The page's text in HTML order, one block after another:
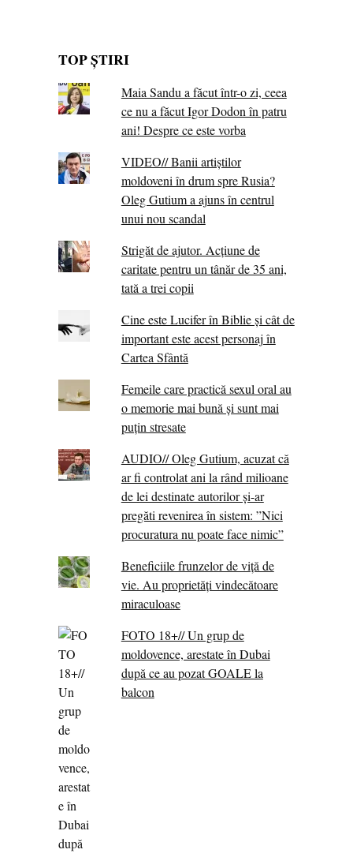
TOP ȘTIRI
Maia Sandu a făcut într-o zi, ceea
ce nu a făcut Igor Dodon în patru
ani! Despre ce este vorba
VIDEO// Banii artiștilor
moldoveni în drum spre Rusia?
Oleg Gutium a ajuns în centrul
unui nou scandal
Strigăt de ajutor. Acțiune de
caritate pentru un tânăr de 35 ani,
tată a trei copii
Cine este Lucifer în Biblie și cât de
important este acest personaj în
Cartea Sfântă
Femeile care practică sexul oral au
o memorie mai bună și sunt mai
puțin stresate
AUDIO// Oleg Gutium, acuzat că
ar fi controlat ani la rând milioane
de lei destinate autorilor și-ar
pregăti revenirea în sistem: ”Nici
procuratura nu poate face nimic”
Beneficiile frunzelor de viță de
vie. Au proprietăţi vindecătoare
miraculoase
FOTO 18+// Un grup de
moldovence, arestate în Dubai
după ce au pozat GOALE la
balcon